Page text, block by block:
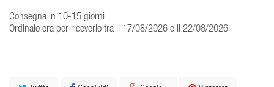
Consegna in 10-15 giorni
Ordinalo ora per riceverlo tra il 17/08/2026 e il 22/08/2026